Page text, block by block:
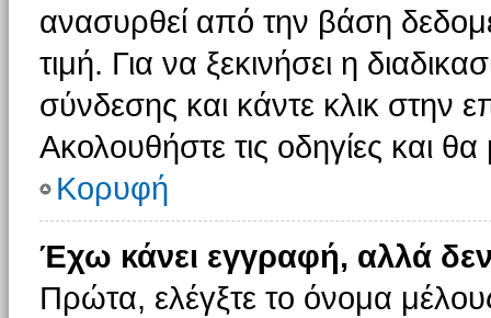
ανασυρθεί από την βάση
τιμή. Για να ξεκινήσει η
σύνδεσης και κάντε κλικ στην
Ακολουθήστε τις οδηγίες και
Κορυφή
Έχω κάνει εγγραφή, αλλά
Πρώτα, ελέγξτε το όνομα